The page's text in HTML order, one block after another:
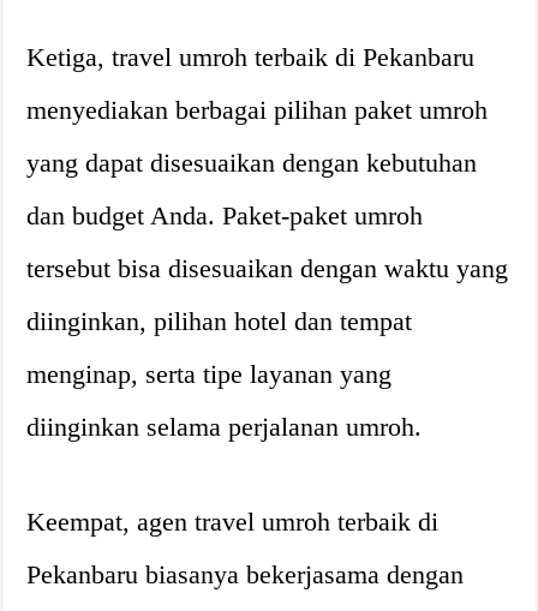
Ketiga, travel umroh terbaik di Pekanbaru
menyediakan berbagai pilihan paket umroh
yang dapat disesuaikan dengan kebutuhan
dan budget Anda. Paket-paket umroh
tersebut bisa disesuaikan dengan waktu yang
diinginkan, pilihan hotel dan tempat
menginap, serta tipe layanan yang
diinginkan selama perjalanan umroh.
Keempat, agen travel umroh terbaik di
Pekanbaru biasanya bekerjasama dengan